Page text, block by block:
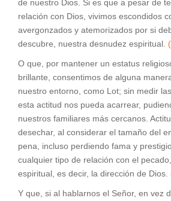
de nuestro Dios. Si es que a pesar de
relación con Dios, vivimos escondidos
avergonzados y atemorizados por si
descubre, nuestra desnudez espiritual.
O que, por mantener un estatus
brillante, consentimos de alguna
nuestro entorno, como Lot; sin medir
esta actitud nos pueda acarrear,
nuestros familiares más cercanos.
desechar, al considerar el tamaño del
pena, incluso perdiendo fama y
cualquier tipo de relación con el
espiritual, es decir, la dirección de Dios.
Y que, si al hablarnos el Señor, en vez